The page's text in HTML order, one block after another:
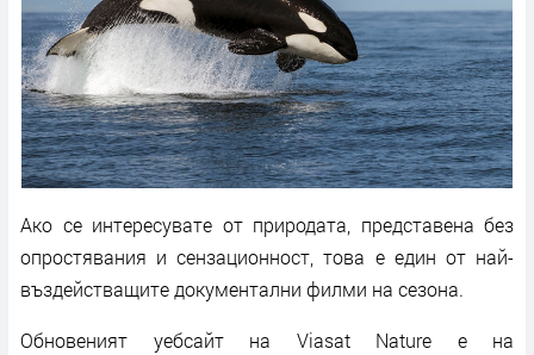
Ако се интересувате от природата, представена без
опростявания и сензационност, това е един от най-
въздействащите документални филми на сезона.
Обновеният уебсайт на Viasat Nature е на